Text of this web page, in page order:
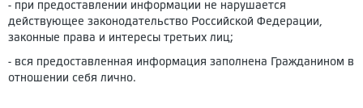
- при предоставлении информации не нарушается
действующее законодательство Российской Федерации,
законные права и интересы третьих лиц;
- вся предоставленная информация заполнена Гражданином в
отношении себя лично.